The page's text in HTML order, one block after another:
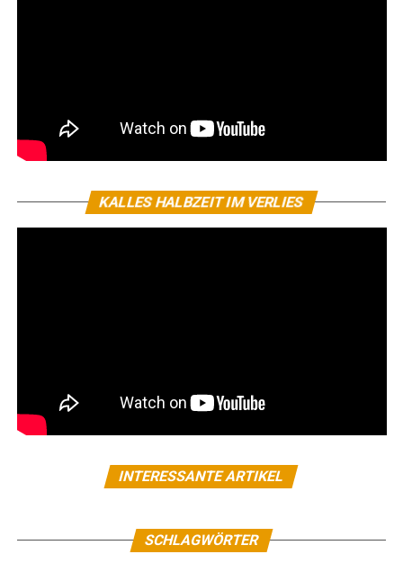
KALLES HALBZEIT IM VERLIES
INTERESSANTE ARTIKEL
SCHLAGWÖRTER